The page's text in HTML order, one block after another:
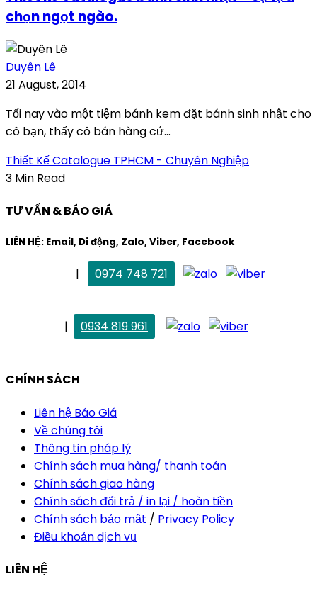
chọn ngọt ngào.
Duyên Lê
21 August, 2014
Tối nay vào một tiệm bánh kem đặt bánh sinh nhật cho
cô bạn, thấy cô bán hàng cứ...
Thiết Kế Catalogue TPHCM - Chuyên Nghiệp
3 Min Read
TƯ VẤN & BÁO GIÁ
LIÊN HỆ: Email, Di động, Zalo, Viber, Facebook
|
0974 748 721
|
0934 819 961
CHÍNH SÁCH
Liên hệ Báo Giá
Về chúng tôi
Thông tin pháp lý
Chính sách mua hàng/ thanh toán
Chính sách giao hàng
Chính sách đổi trả / in lại / hoàn tiền
Chính sách bảo mật / Privacy Policy
Điều khoản dịch vụ
LIÊN HỆ